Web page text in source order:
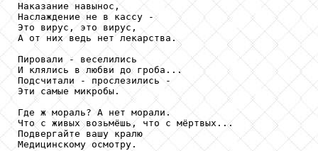
Наказание навынос,
Наслаждение не в кассу -
Это вирус, это вирус,
А от них ведь нет лекарства.
Пировали - веселились
И клялись в любви до гроба...
Подсчитали - прослезились -
Эти самые микробы.
Где ж мораль? А нет морали.
Что с живых возьмёшь, что с мёртвых...
Подвергайте вашу кралю
Медицинскому осмотру.